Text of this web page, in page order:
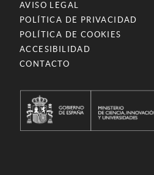
AVISO LEGAL
POLÍTICA DE PRIVACIDAD
POLÍTICA DE COOKIES
ACCESIBILIDAD
CONTACTO